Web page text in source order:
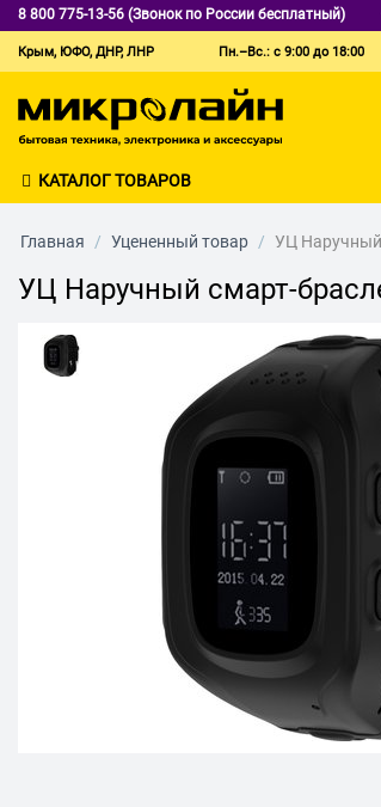
8 800 775-13-56 (Звонок по России бесплатный)
Крым, ЮФО, ДНР, ЛНР Пн.–Вс.: с 9:00 до 18:00
КАТАЛОГ ТОВАРОВ
Главная / Уцененный товар / УЦ Наручный
УЦ Наручный смарт-